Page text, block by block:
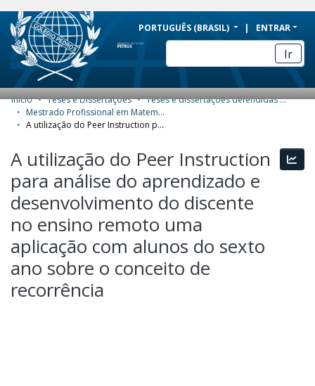
BRAZIL
Simplifique!
Comunica BR
Participe
Acesso à informação
Canais
PORTUGUÊS (BRASIL) ENTRAR
Ir
COMUNIDADES E COLEÇÕES
ESTATÍSTICAS
SOBRE
Início Teses e Dissertações
Teses e dissertações defendidas no CPII
Mestrado Profissional em Matemática (PROFMAT) - Dissertações
A utilização do Peer Instruction para análise do aprendizado e desenvolvimento do discente no ensino remoto uma aplicação com alunos do sexto ano sobre o conceito de recorrência
A utilização do Peer Instruction
para análise do aprendizado e
desenvolvimento do discente
no ensino remoto uma
aplicação com alunos do sexto
ano sobre o conceito de
recorrência